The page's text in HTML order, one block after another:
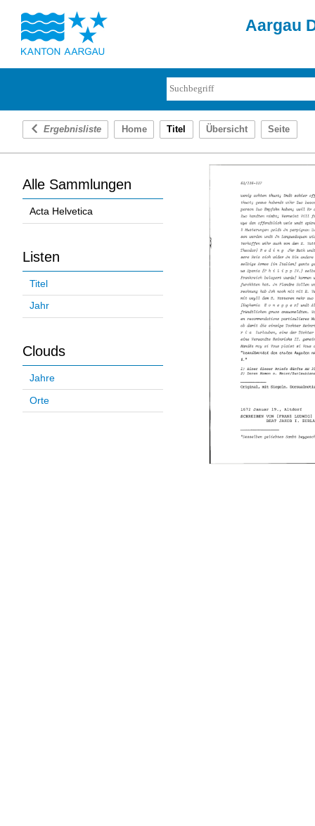
Aargau
Ergebnisliste Home Titel Übersicht Seite
Alle Sammlungen
Acta Helvetica
Listen
Titel
Jahr
Clouds
Jahre
Orte